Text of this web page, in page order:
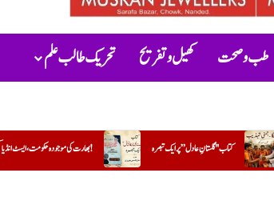
طب و صحت کھیل و تفریح تحریک طالب علم
سفید چادر( مختصر افسانہ) بھارت کی موجودہ حکومت،ایسٹ انڈیا کمپنی کی راہ پر!